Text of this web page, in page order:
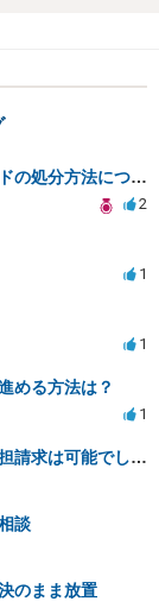
離婚後の元配偶者名義の銀行通帳とカードの処分方法について
2
1
1
める方法は？
1
相手が退職している状態で、婚姻費用分担請求は可能でしょうか？
談
のまま放置